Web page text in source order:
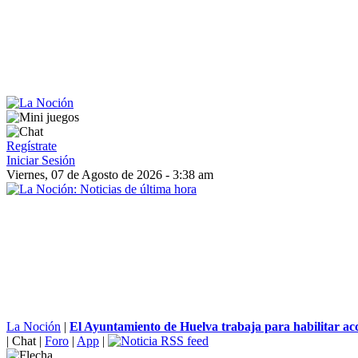
Regístrate
Iniciar Sesión
Viernes, 07 de Agosto de 2026 - 3:38 am
La Noción | El Ayuntamiento de Huelva trabaja para habilitar
| Chat | Foro | App |